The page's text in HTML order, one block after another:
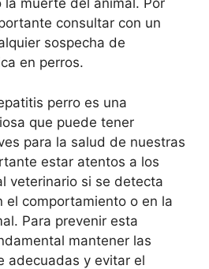
la muerte del animal. Por
consultar con un
sospecha de
en perros.
perro es una
que puede tener
para la salud de nuestras
estar atentos a los
veterinario si se detecta
el comportamiento o en la
Para prevenir esta
mantener las
adecuadas y evitar el